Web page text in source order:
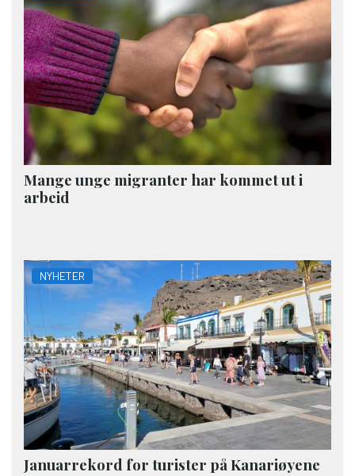
Mange unge migranter har kommet ut i
arbeid
NYHETER
Januarrekord for turister på Kanariøyene